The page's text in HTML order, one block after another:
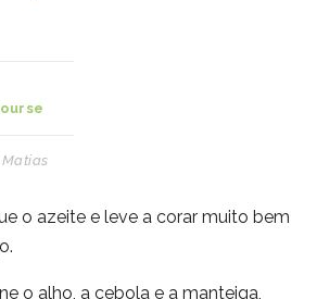
Matias
o azeite e leve a corar muito bem
o alho, a cebola e a manteiga,